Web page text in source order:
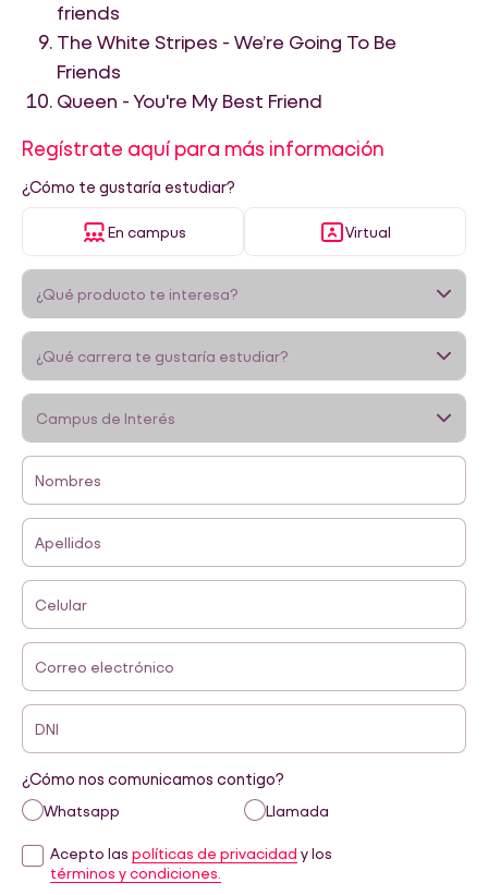
friends
The White Stripes - We’re Going To Be
Friends
Queen - You're My Best Friend
Regístrate aquí para más información
¿Cómo te gustaría estudiar?
En campus Virtual
Nombres
Apellidos
Celular
Correo electrónico
DNI
¿Cómo nos comunicamos contigo?
Whatsapp Llamada
Acepto las políticas de privacidad y los
términos y condiciones.